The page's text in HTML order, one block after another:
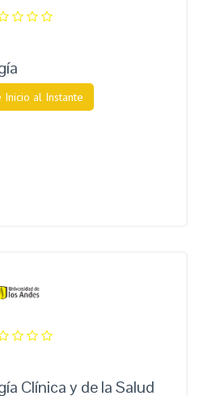
Inicio al Instante
Clínica y de la Salud